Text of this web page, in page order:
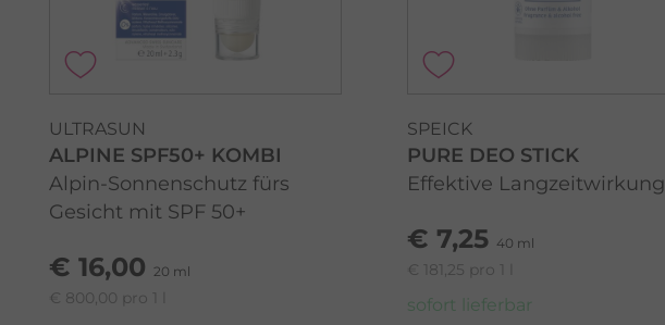
ULTRASUN
ALPINE SPF50+ KOMBI
Alpin-Sonnenschutz fürs
Gesicht mit SPF 50+
€ 16,00 20 ml
€ 800,00 pro 1 l
SPEICK
PURE DEO STICK
Effektive Langzeitwirkung
€ 7,25 40 ml
€ 181,25 pro 1 l
sofort lieferbar